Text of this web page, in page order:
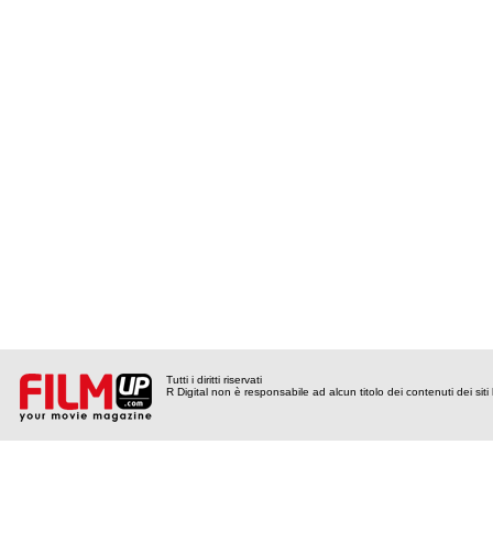
Tutti i diritti riservati
R Digital non è responsabile ad alcun titolo dei contenuti dei siti